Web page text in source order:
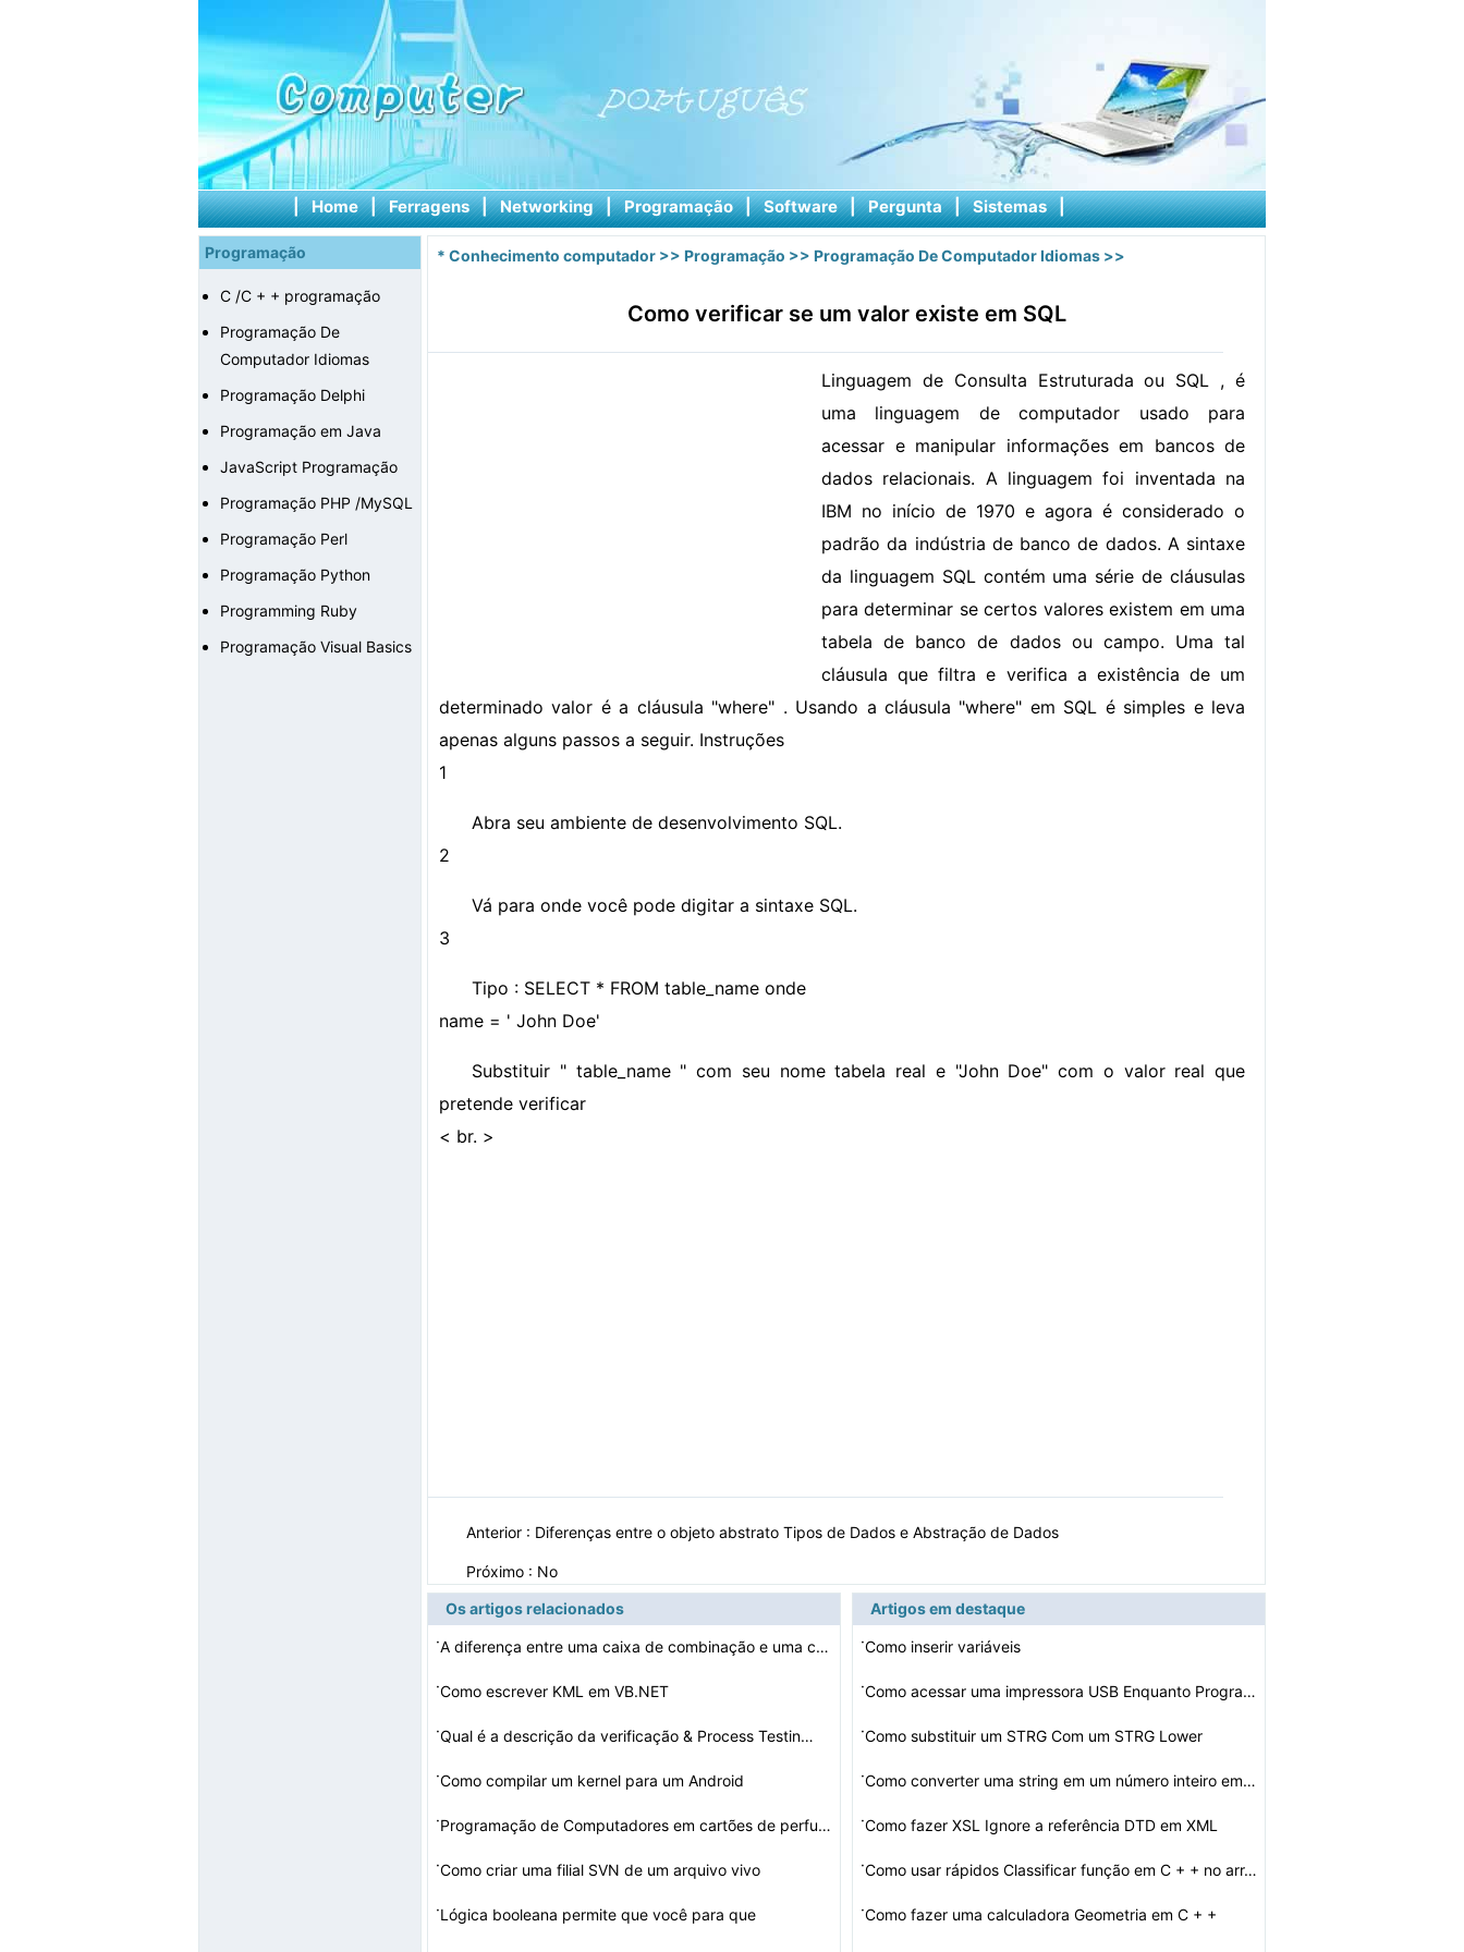
| Home | Ferragens | Networking | Programação | Software | Pergunta | Sistemas |
Programação
C /C + + programação
Programação De
Computador Idiomas
Programação Delphi
Programação em Java
JavaScript Programação
Programação PHP /MySQL
Programação Perl
Programação Python
Programming Ruby
Programação Visual Basics
* Conhecimento computador >> Programação >> Programação De Computador Idiomas >>
Como verificar se um valor existe em SQL
Linguagem de Consulta Estruturada ou SQL , é
uma linguagem de computador usado para
acessar e manipular informações em bancos de
dados relacionais. A linguagem foi inventada na
IBM no início de 1970 e agora é considerado o
padrão da indústria de banco de dados. A sintaxe
da linguagem SQL contém uma série de cláusulas
para determinar se certos valores existem em uma
tabela de banco de dados ou campo. Uma tal
cláusula que filtra e verifica a existência de um
determinado valor é a cláusula "where" . Usando a cláusula "where" em SQL é simples e leva
apenas alguns passos a seguir. Instruções
1
Abra seu ambiente de desenvolvimento SQL.
2
Vá para onde você pode digitar a sintaxe SQL.
3
Tipo : SELECT * FROM table_name onde
name = ' John Doe'
Substituir " table_name " com seu nome tabela real e "John Doe" com o valor real que
pretende verificar
< br. >
Anterior : Diferenças entre o objeto abstrato Tipos de Dados e Abstração de Dados
Próximo : No
Os artigos relacionados
·
A diferença entre uma caixa de combinação e uma caix…
·Como escrever KML em VB.NET
·Qual é a descrição da verificação & Process Testin…
·Como compilar um kernel para um Android
· Programação de Computadores em cartões de perfurador…
·Como criar uma filial SVN de um arquivo vivo
·Lógica booleana permite que você para que
Artigos em destaque
·Como inserir variáveis ​​
·
Como acessar uma impressora USB Enquanto Programação …
·Como substituir um STRG Com um STRG Lower
· Como converter uma string em um número inteiro em Gamb…
·Como fazer XSL Ignore a referência DTD em XML
·Como usar rápidos Classificar função em C + + no arr…
·Como fazer uma calculadora Geometria em C + +